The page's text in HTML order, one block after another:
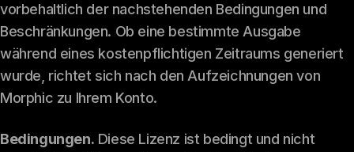
vorbehaltlich der nachstehenden Bedingungen und
Beschränkungen. Ob eine bestimmte Ausgabe
während eines kostenpflichtigen Zeitraums generiert
wurde, richtet sich nach den Aufzeichnungen von
Morphic zu Ihrem Konto.
Bedingungen. Diese Lizenz ist bedingt und nicht